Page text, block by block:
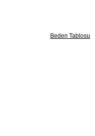
Beden Tablosu